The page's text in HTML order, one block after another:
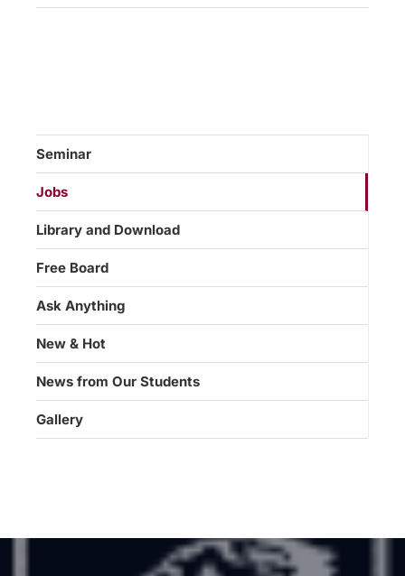
Seminar
Jobs
Library and Download
Free Board
Ask Anything
New & Hot
News from Our Students
Gallery